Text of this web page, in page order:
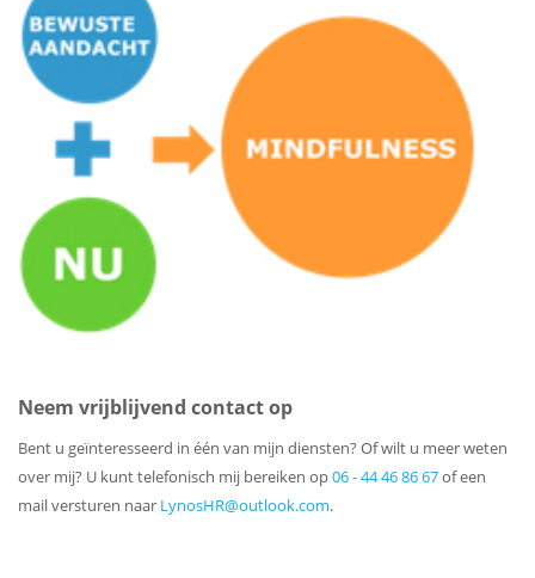
Neem vrijblijvend contact op
Bent u geïnteresseerd in één van mijn diensten? Of wilt u meer weten
over mij? U kunt telefonisch mij bereiken op06 - 44 46 86 67of een
mail versturen naar LynosHR@outlook.com.